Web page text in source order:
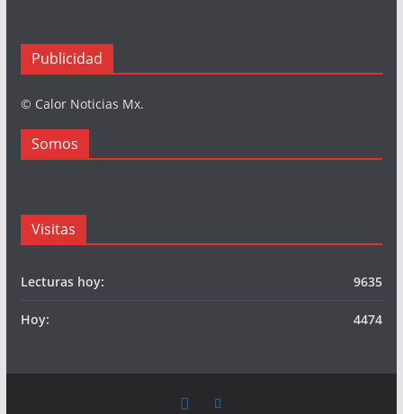
Publicidad
© Calor Noticias Mx.
Somos
Visitas
9635
Lecturas hoy:
4474
Hoy: